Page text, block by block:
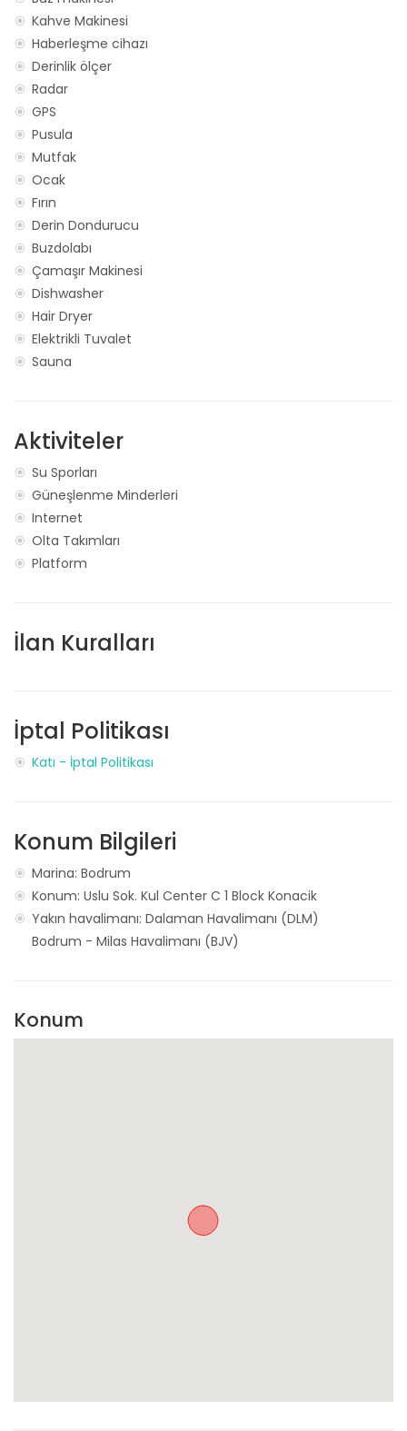
Kahve Makinesi
Haberleşme cihazı
Derinlik ölçer
Radar
GPS
Pusula
Mutfak
Ocak
Fırın
Derin Dondurucu
Buzdolabı
Çamaşır Makinesi
Dishwasher
Hair Dryer
Elektrikli Tuvalet
Sauna
Aktiviteler
Su Sporları
Güneşlenme Minderleri
Internet
Olta Takımları
Platform
İlan Kuralları
İptal Politikası
Katı - İptal Politikası
Konum Bilgileri
Marina: Bodrum
Konum: Uslu Sok. Kul Center C 1 Block Konacik
Yakın havalimanı: Dalaman Havalimanı (DLM)
Bodrum - Milas Havalimanı (BJV)
Konum